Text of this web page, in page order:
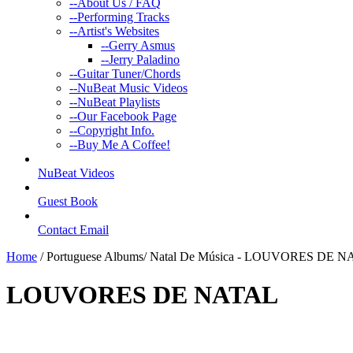
--About Us / FAQ
--Performing Tracks
--Artist's Websites
--Gerry Asmus
--Jerry Paladino
--Guitar Tuner/Chords
--NuBeat Music Videos
--NuBeat Playlists
--Our Facebook Page
--Copyright Info.
--Buy Me A Coffee!
NuBeat Videos
Guest Book
Contact Email
Home / Portuguese Albums/ Natal De Música - LOUVORES DE
LOUVORES DE NATAL